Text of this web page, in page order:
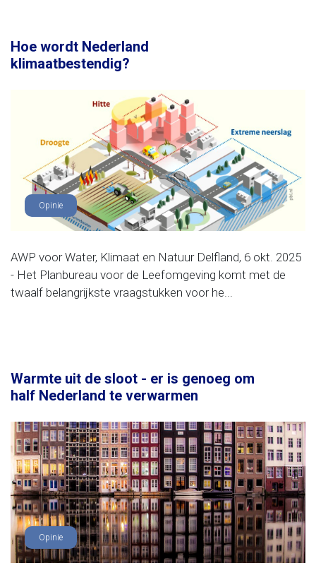
Hoe wordt Nederland
klimaatbestendig?
Opinie
AWP voor Water, Klimaat en Natuur Delfland, 6 okt. 2025
- Het Planbureau voor de Leefomgeving komt met de
twaalf belangrijkste vraagstukken voor he...
Warmte uit de sloot - er is genoeg om
half Nederland te verwarmen
Opinie